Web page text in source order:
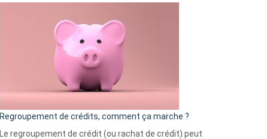
en
pour
début
Regroupement de crédits, comment ça marche ?
Le regroupement de crédit (ou rachat de crédit) peut